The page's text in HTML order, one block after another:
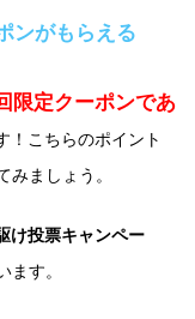
ンがもらえる
限定クーポンであ
！こちらのポイント
ましょう。
け投票キャンペー
ます。